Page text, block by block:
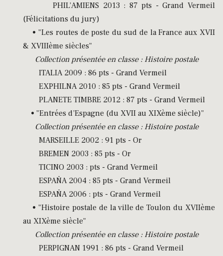
PHIL’AMIENS 2013 : 87 pts - Grand Vermeil
(Félicitations du jury)
• "Les routes de poste du sud de la France aux XVII
& XVIIIème siècles"
Collection présentée en classe : Histoire postale
ITALIA 2009 : 86 pts - Grand Vermeil
EXPHILNA 2010 : 85 pts - Grand Vermeil
PLANETE TIMBRE 2012 : 87 pts - Grand Vermeil
• "Entrées d’Espagne (du XVII au XIXème siècle)"
Collection présentée en classe : Histoire postale
MARSEILLE 2002 : 91 pts - Or
BREMEN 2003 : 85 pts - Or
TICINO 2003 : pts - Grand Vermeil
ESPAÑA 2004 : 85 pts - Grand Vermeil
ESPAÑA 2006 : pts - Grand Vermeil
• "Histoire postale de la ville de Toulon du XVIIème
au XIXème siècle"
Collection présentée en classe : Histoire postale
PERPIGNAN 1991 : 86 pts - Grand Vermeil